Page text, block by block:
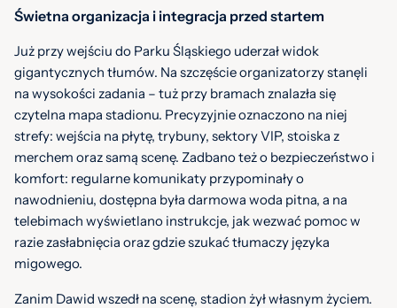
Świetna organizacja i integracja przed startem
Już przy wejściu do Parku Śląskiego uderzał widok
gigantycznych tłumów. Na szczęście organizatorzy stanęli
na wysokości zadania – tuż przy bramach znalazła się
czytelna mapa stadionu. Precyzyjnie oznaczono na niej
strefy: wejścia na płytę, trybuny, sektory VIP, stoiska z
merchem oraz samą scenę. Zadbano też o bezpieczeństwo i
komfort: regularne komunikaty przypominały o
nawodnieniu, dostępna była darmowa woda pitna, a na
telebimach wyświetlano instrukcje, jak wezwać pomoc w
razie zasłabnięcia oraz gdzie szukać tłumaczy języka
migowego.
Zanim Dawid wszedł na scenę, stadion żył własnym życiem.